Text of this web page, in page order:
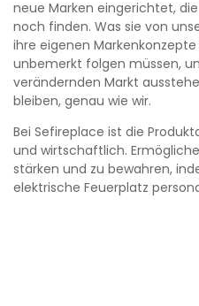
neue Marken eingerichtet,
noch finden. Was sie von
ihre eigenen
unbemerkt folgen müssen,
verändernden Markt
bleiben, genau wie wir.
Bei Sefireplace ist die
und wirtschaftlich.
stärken und zu bewahren,
elektrische Feuerplatz